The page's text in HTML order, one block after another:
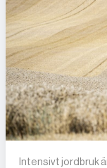
Intensivt jordbruk